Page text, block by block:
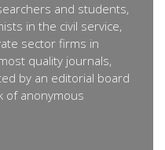
and students,
in the civil service,
sector firms in
quality journals,
by an editorial board
of anonymous